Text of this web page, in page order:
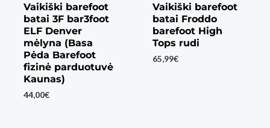
Vaikiški barefoot
batai 3F bar3foot
ELF Denver
mėlyna (Basa
Pėda Barefoot
fizinė parduotuvė
Kaunas)
44,00€
Vaikiški barefoot
batai Froddo
barefoot High
Tops rudi
65,99€